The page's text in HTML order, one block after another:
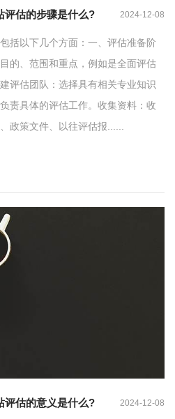
评估的步骤是什么? 2024-12-08
括以下几个方面：一、评估准备阶
的、范围和重点，例如是全面评估
评估团队：选择具有相关专业知识
责具体的评估工作。收集资料：收
政策文件、以往评估报......
评估的意义是什么? 2024-12-08